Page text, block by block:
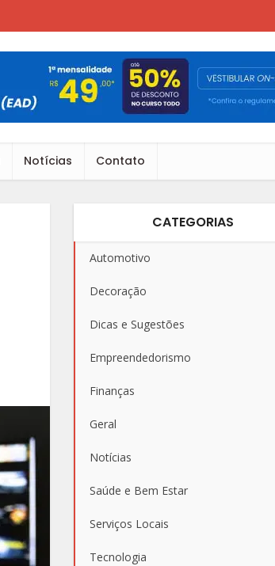
Notícias Contato
CATEGORIAS
Automotivo
Decoração
Dicas e Sugestões
Empreendedorismo
Finanças
Geral
Notícias
Saúde e Bem Estar
Serviços Locais
Tecnologia